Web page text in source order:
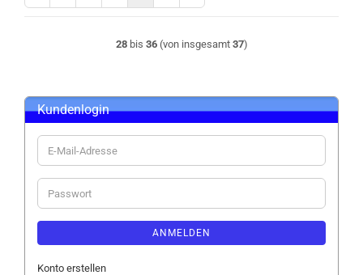
28bis 36(von insgesamt 37)
Kundenlogin
E-
Mail-
Adresse
Passwort
ANMELDEN
Konto erstellen